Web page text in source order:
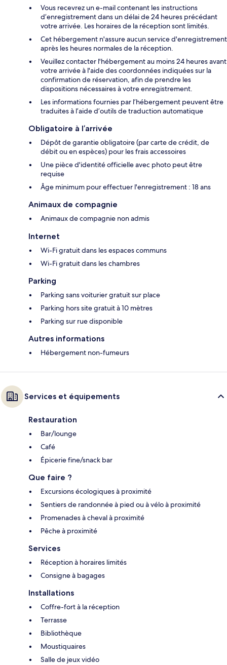
Vous recevrez un e-mail contenant les instructions
d’enregistrement dans un délai de 24 heures précédant
votre arrivée. Les horaires de la réception sont limités.
Cet hébergement n'assure aucun service d'enregistrement
après les heures normales de la réception.
Veuillez contacter l'hébergement au moins 24 heures avant
votre arrivée à l'aide des coordonnées indiquées sur la
confirmation de réservation, afin de prendre les
dispositions nécessaires à votre enregistrement.
Les informations fournies par l’hébergement peuvent être
traduites à l’aide d’outils de traduction automatique
Obligatoire à l’arrivée
Dépôt de garantie obligatoire (par carte de crédit, de
débit ou en espèces) pour les frais accessoires
Une pièce d'identité officielle avec photo peut être
requise
Âge minimum pour effectuer l'enregistrement : 18 ans
Animaux de compagnie
Animaux de compagnie non admis
Internet
Wi-Fi gratuit dans les espaces communs
Wi-Fi gratuit dans les chambres
Parking
Parking sans voiturier gratuit sur place
Parking hors site gratuit à 10 mètres
Parking sur rue disponible
Autres informations
Hébergement non-fumeurs
Services et équipements
Restauration
Bar/lounge
Café
Épicerie fine/snack bar
Que faire ?
Excursions écologiques à proximité
Sentiers de randonnée à pied ou à vélo à proximité
Promenades à cheval à proximité
Pêche à proximité
Services
Réception à horaires limités
Consigne à bagages
Installations
Coffre-fort à la réception
Terrasse
Bibliothèque
Moustiquaires
Salle de jeux vidéo